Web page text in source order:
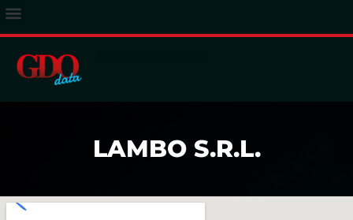
LAMBO S.R.L.